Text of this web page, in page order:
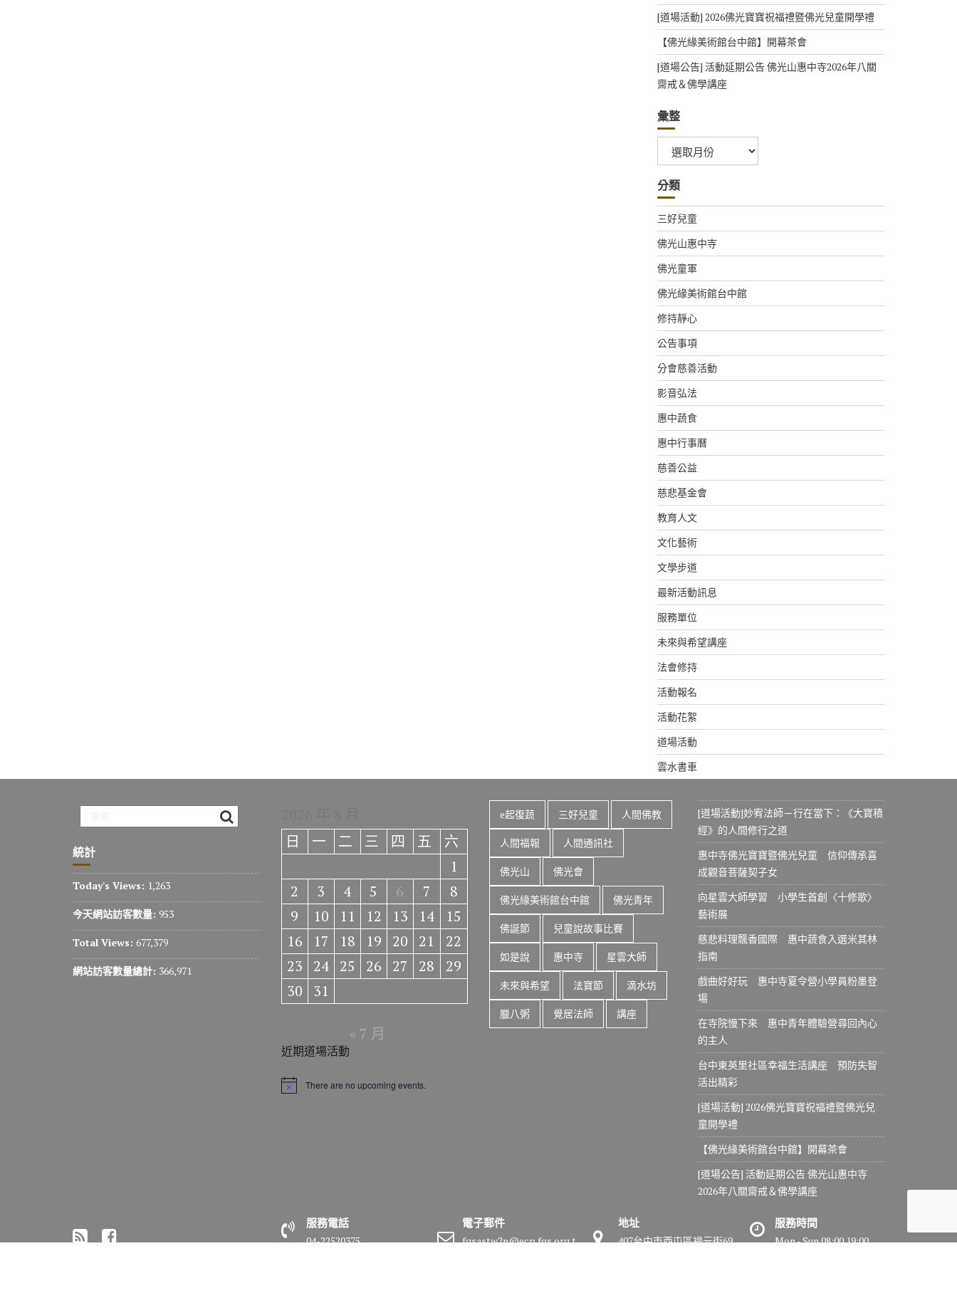
[道場活動] 2026佛光寶寶祝福禮暨佛光兒童開學禮
【佛光緣美術館台中館】開幕茶會
[道場公告] 活動延期公告 佛光山惠中寺2026年八關
齋戒＆佛學講座
彙整
整
分類
三好兒童
佛光山惠中寺
佛光童軍
佛光緣美術館台中館
修持靜心
公告事項
分會慈善活動
影音弘法
惠中蔬食
惠中行事曆
慈善公益
慈悲基金會
教育人文
文化藝術
文學步道
最新活動訊息
服務單位
未來與希望講座
法會修持
活動報名
活動花絮
道場活動
雲水書車
統計
Today's Views: 1,263
今天網站訪客數量: 953
Total Views: 677,379
網站訪客數量總計: 366,971
日
一 二 三 四 五
六
1
2
3 4 5 6 7
8
9
10 11 12 13 14
15
16
17 18 19 20 21
22
23
24 25 26 27 28
29
30
31
« 7 月
近期道場活動
N
There are no upcoming events.
e起復蔬 三好兒童 人間佛教
人間福報 人間通訊社
佛光山 佛光會
佛光緣美術館台中館 佛光青年
佛誕節 兒童說故事比賽
如是說 惠中寺 星雲大師
未來與希望 法寶節 滴水坊
臘八粥 覺居法師 講座
[道場活動]妙宥法師－行在當下：《大寶積
經》的人間修行之道
惠中寺佛光寶寶暨佛光兒童 信仰傳承喜
成觀音菩薩契子女
向星雲大師學習 小學生首創〈十修歌〉
藝術展
慈悲料理飄香國際 惠中蔬食入選米其林
指南
戲曲好好玩 惠中寺夏令營小學員粉墨登
場
在寺院慢下來 惠中青年體驗營尋回內心
的主人
台中東英里社區幸福生活講座 預防失智
活出精彩
[道場活動] 2026佛光寶寶祝福禮暨佛光兒
童開學禮
【佛光緣美術館台中館】開幕茶會
[道場公告] 活動延期公告 佛光山惠中寺
2026年八關齋戒＆佛學講座
服務電話
04-22520375
電子郵件
fgsastw2n@ecp.fgs.org.t
地址
407台中市西屯區福元街69
服務時間
Mon - Sun 08:00 19:00